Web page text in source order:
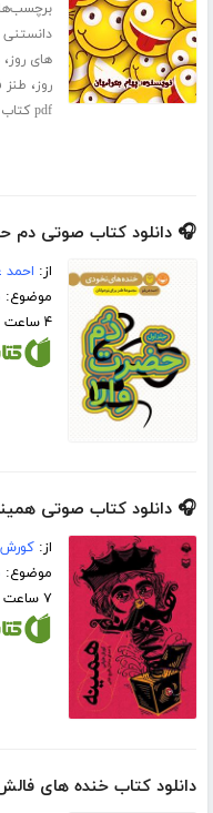
های روز،
روز، طنز
pdf کتاب طنز
🎧 دانلود کتاب صوتی دم
از: احمد
موضوع:
۴ ساعت و ۱۱ دقیقه
🎧 دانلود کتاب صوتی
از:کورش
موضوع:
۷ ساعت و ۲ دقیقه
دانلود کتاب خنده های